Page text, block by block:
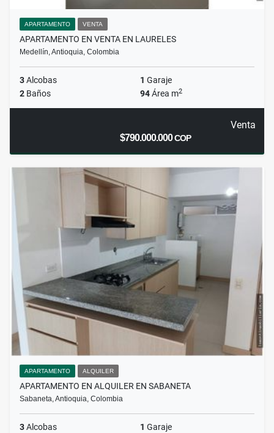
APARTAMENTO VENTA
APARTAMENTO EN VENTA EN LAURELES
Medellín, Antioquia, Colombia
3Alcobas 1 Garaje
2 Baños 94Área m2
Venta
$790.000.000COP
APARTAMENTO ALQUILER
APARTAMENTO EN ALQUILER EN SABANETA
Sabaneta, Antioquia, Colombia
3Alcobas 1 Garaje